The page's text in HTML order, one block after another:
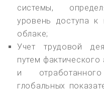
системы,
уровень доступа к
облаке;
Учет трудовой
путем
и
глобальных